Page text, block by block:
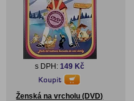
s DPH: 149 Kč
Ženská na vrcholu (DVD)